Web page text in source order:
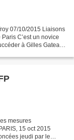
07/10/2015 Liaisons
C’est un novice
à Gilles Gateau.
mesures
15 oct 2015
jeudi par le